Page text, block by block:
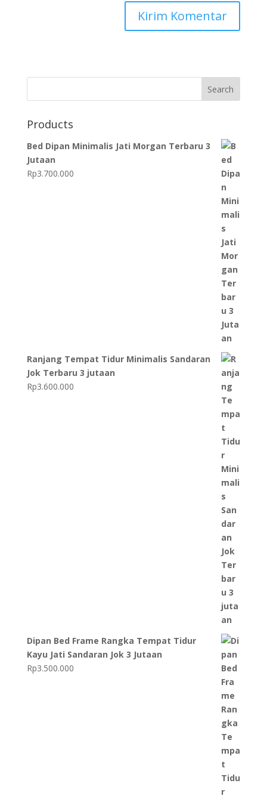
Search
Products
Bed Dipan Minimalis Jati Morgan Terbaru 3
Jutaan
Rp3.700.000
Ranjang Tempat Tidur Minimalis Sandaran
Jok Terbaru 3 jutaan
Rp3.600.000
Dipan Bed Frame Rangka Tempat Tidur
Kayu Jati Sandaran Jok 3 Jutaan
Rp3.500.000